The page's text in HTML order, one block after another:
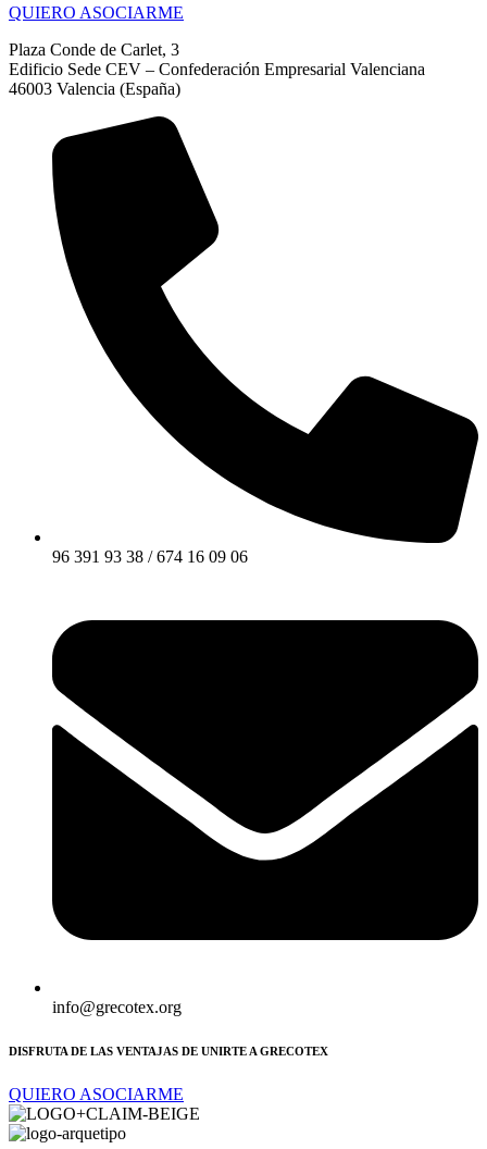
QUIERO ASOCIARME
Plaza Conde de Carlet, 3
Edificio Sede CEV – Confederación Empresarial Valenciana
46003 Valencia (España)
96 391 93 38 / 674 16 09 06
info@grecotex.org
DISFRUTA DE LAS VENTAJAS DE UNIRTE A GRECOTEX
QUIERO ASOCIARME